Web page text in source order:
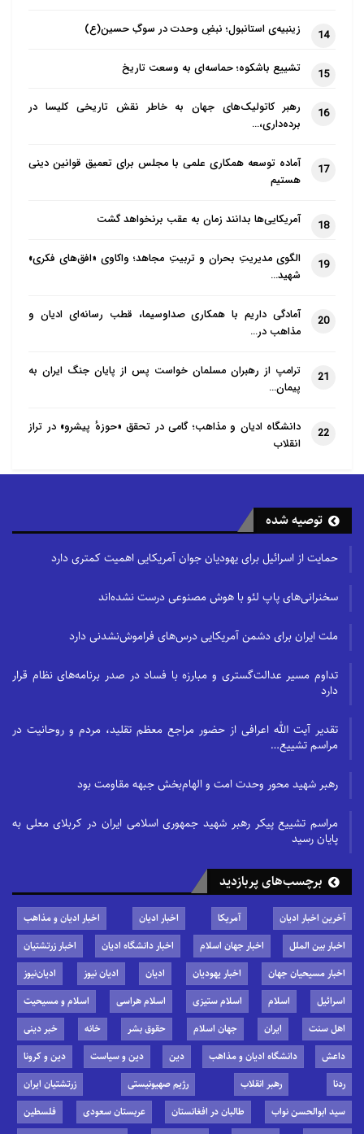
14 زینبیه‌ی استانبول؛ نبضِ وحدت در سوگِ حسین(ع)
15 تشییع باشکوه؛ حماسه‌ای به وسعت تاریخ
16
رهبر کاتولیک‌های جهان به خاطر نقش تاریخی کلیسا در
برده‌داری،…
17
آماده توسعه همکاری علمی با مجلس برای تعمیق قوانین دینی
هستیم
18 آمریکایی‌ها بدانند زمان به عقب برنخواهد گشت
19
الگوی مدیریتِ بحران و تربیتِ مجاهد؛ واکاوی «افق‌های فکری»
شهید…
20
آمادگی داریم با همکاری صداوسیما، قطب رسانه‌ای ادیان و
مذاهب در…
21
ترامپ از رهبران مسلمان خواست پس از پایان جنگ ایران به
پیمان…
22
دانشگاه ادیان و مذاهب؛ گامی در تحقق «حوزهٔ پیشرو» در تراز
انقلاب
توصیه شده
حمایت از اسرائیل برای یهودیان جوان آمریکایی اهمیت کمتری دارد
سخنرانی‌های پاپ لئو با هوش مصنوعی درست نشده‌اند
ملت ایران برای دشمن آمریکایی درس‌های فراموش‌نشدنی دارد
تداوم مسیر عدالت‌گستری و مبارزه با فساد در صدر برنامه‌های نظام قرار
دارد
تقدیر آیت الله اعرافی از حضور مراجع معظم تقلید، مردم و روحانیت در
مراسم تشییع…
رهبر شهید محور وحدت امت و الهام‌بخش جبهه مقاومت بود
مراسم تشییع پیکر رهبر شهید جمهوری اسلامی ایران در کربلای معلی به
پایان رسید
برچسب‌های پربازدید
آخرین اخبار ادیان آمریکا اخبار ادیان
اخبار ادیان و مذاهب
اخبار بین الملل
اخبار جهان اسلام اخبار دانشگاه ادیان
اخبار زرتشتیان
اخبار مسیحیان جهان
اخبار یهودیان ادیان ادیان نیوز
ادیان‌نیوز
اسرائیل
اسلام اسلام ستیزی اسلام هراسی
اسلام و مسیحیت
اهل سنت
ایران جهان اسلام حقوق بشر خانه
خبر دینی
داعش
دانشگاه ادیان و مذاهب دین دین و سیاست
دین و کرونا
ردنا
رهبر انقلاب رژیم صهیونیستی
زرتشتیان ایران
سید ابوالحسن نواب
طالبان در افغانستان عربستان سعودی
فلسطین